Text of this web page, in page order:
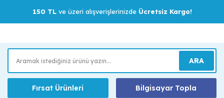
150 TLve üzeri alışverişlerinizde Ücretsiz Kargo!
ARA
Fırsat Ürünleri Bilgisayar Topla